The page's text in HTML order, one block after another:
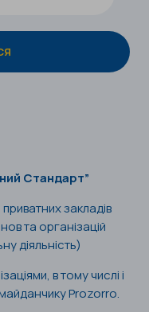
Стандарт”
закладів
та організацій
діяльність)
в тому числі і
Prozorro.